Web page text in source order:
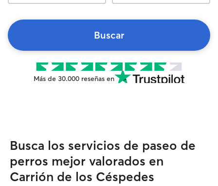
Buscar
Más de 30.000 reseñas en
Busca los servicios de paseo de
perros mejor valorados en
Carrión de los Céspedes